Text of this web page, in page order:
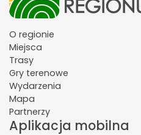
O regionie
Miejsca
Trasy
Gry terenowe
Wydarzenia
Mapa
Partnerzy
Aplikacja mobilna